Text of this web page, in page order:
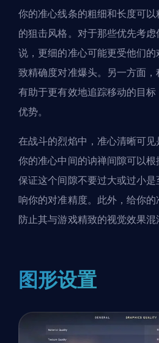
你的准心线条的粗细和长度可
的狙击风格。对于那些优先考
说，更细的准心可能更受他们
致精确度对准爆头。另一方面
有助于更有效地追踪移动的目
优势。
在战斗的烈焰中，准心清晰可见
你的准心中间的讷禅间隙可以根
保证这个间隙不要过大或过小
响你的对准精度。此外，给你
防止其与游戏精致的视觉效果混
图形设置